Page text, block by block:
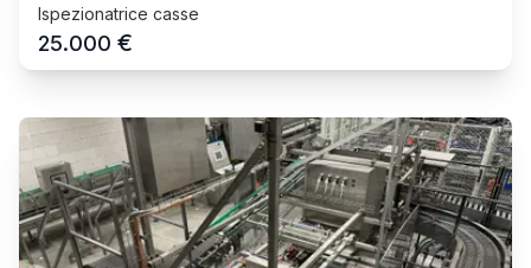
Ispezionatrice casse
25.000 €